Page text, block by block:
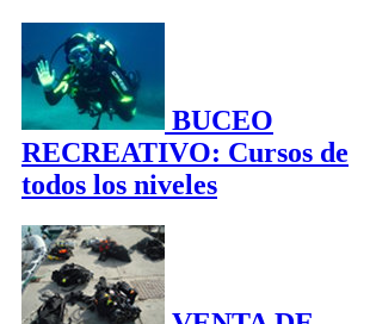
BUCEO
RECREATIVO: Cursos de
todos los niveles